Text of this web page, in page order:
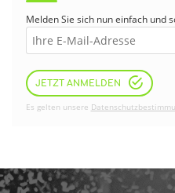
Melden Sie sich nun einfach und
JETZT ANMELDEN
Es gelten unsere